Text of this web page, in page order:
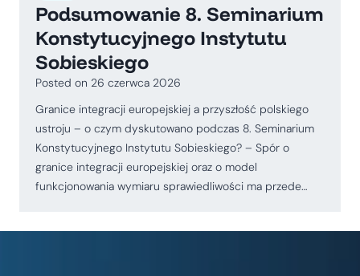
Podsumowanie 8. Seminarium
Konstytucyjnego Instytutu
Sobieskiego
Posted on 26 czerwca 2026
Granice integracji europejskiej a przyszłość polskiego
ustroju – o czym dyskutowano podczas 8. Seminarium
Konstytucyjnego Instytutu Sobieskiego? – Spór o
granice integracji europejskiej oraz o model
funkcjonowania wymiaru sprawiedliwości ma przede…